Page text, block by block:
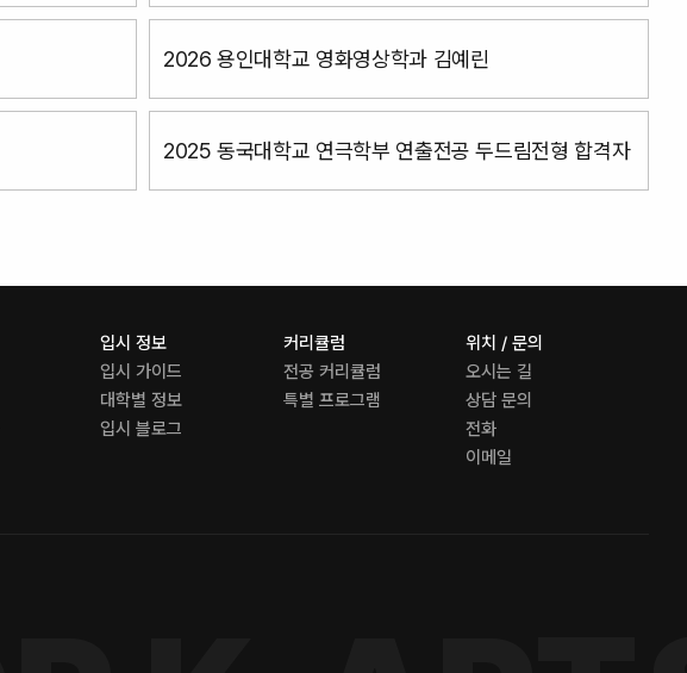
2026 용인대학교 영화영상학과 김예린
2025 동국대학교 연극학부 연출전공 두드림전형 합격자
입시 정보
입시 가이드
대학별 정보
입시 블로그
커리큘럼
전공 커리큘럼
특별 프로그램
위치 / 문의
오시는 길
상담 문의
전화
이메일